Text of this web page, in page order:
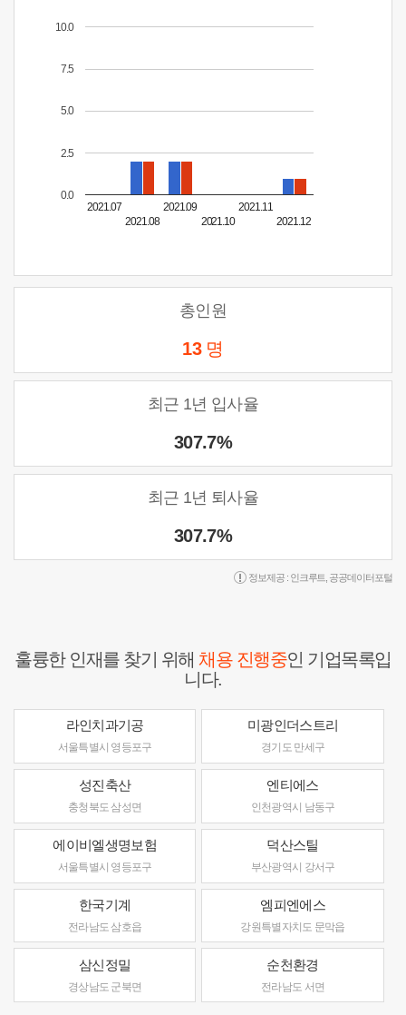
2021.07
2021.08
2021.09
2021.10
2021.11
2021.12
0.0
2.5
5.0
7.5
10.0
총인원
13 명
최근 1년 입사율
307.7%
최근 1년 퇴사율
307.7%
정보제공 : 인크루트 공공데이터포털
훌륭한 인재를 찾기 위해채용 진행중인 기업목록입
니다.
라인치과기공
서울특별시 영등포구
미광인더스트리
경기도 만세구
성진축산
충청북도 삼성면
엔티에스
인천광역시 남동구
에이비엘생명보험
서울특별시 영등포구
덕산스틸
부산광역시 강서구
한국기계
전라남도 삼호읍
엠피엔에스
강원특별자치도 문막읍
삼신정밀
경상남도 군북면
순천환경
전라남도 서면